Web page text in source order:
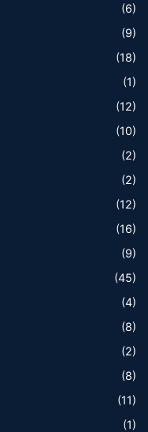
(6)
(9)
(18)
(1)
(12)
(10)
(2)
(2)
(12)
(16)
(9)
(45)
(4)
(8)
(2)
(8)
(11)
(1)